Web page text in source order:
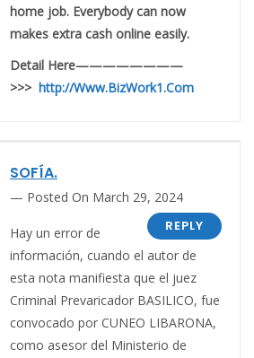
home job. Everybody can now
makes extra cash online easily.
Detail Here————————
>>> http://Www.BizWork1.Com
SOFÍA.
Posted On March 29, 2024
REPLY
Hay un error de
información, cuando el autor de
esta nota manifiesta que el juez
Criminal Prevaricador BASILICO, fue
convocado por CUNEO LIBARONA,
como asesor del Ministerio de